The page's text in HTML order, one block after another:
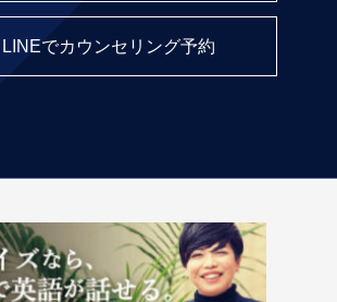
LINEでカウンセリング予約